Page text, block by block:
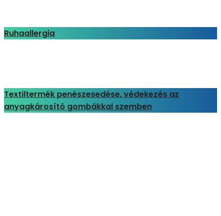
Ruhaallergia
Textiltermék penészesedése, védekezés az
anyagkárosító gombákkal szemben